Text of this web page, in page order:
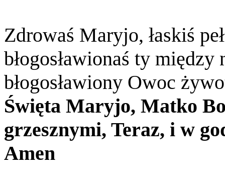
Zdrowaś Maryjo, łaskiś
błogosławionaś ty
błogosławiony Owoc
Święta Maryjo, Matko
grzesznymi, Teraz, i w
Amen